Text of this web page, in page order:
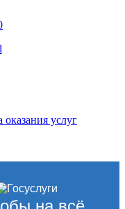
оказания услуг